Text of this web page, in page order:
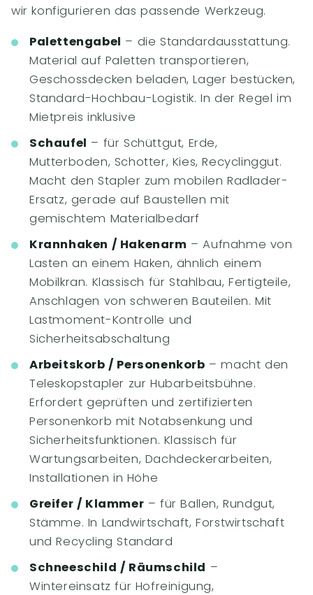
wir konfigurieren das passende Werkzeug.
Palettengabel – die Standardausstattung.
Material auf Paletten transportieren,
Geschossdecken beladen, Lager bestücken,
Standard-Hochbau-Logistik. In der Regel im
Mietpreis inklusive
Schaufel – für Schüttgut, Erde,
Mutterboden, Schotter, Kies, Recyclinggut.
Macht den Stapler zum mobilen Radlader-
Ersatz, gerade auf Baustellen mit
gemischtem Materialbedarf
Krannhaken / Hakenarm – Aufnahme von
Lasten an einem Haken, ähnlich einem
Mobilkran. Klassisch für Stahlbau, Fertigteile,
Anschlagen von schweren Bauteilen. Mit
Lastmoment-Kontrolle und
Sicherheitsabschaltung
Arbeitskorb / Personenkorb – macht den
Teleskopstapler zur Hubarbeitsbühne.
Erfordert geprüften und zertifizierten
Personenkorb mit Notabsenkung und
Sicherheitsfunktionen. Klassisch für
Wartungsarbeiten, Dachdeckerarbeiten,
Installationen in Höhe
Greifer / Klammer – für Ballen, Rundgut,
Stämme. In Landwirtschaft, Forstwirtschaft
und Recycling Standard
Schneeschild / Räumschild –
Wintereinsatz für Hofreinigung,